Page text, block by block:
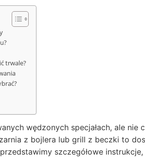
trwale?
wędzonych specjałach, ale nie
z bojlera lub grill z beczki to
szczegółowe